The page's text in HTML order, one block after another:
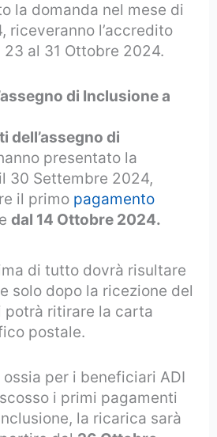
la domanda nel mese di
riceveranno l’accredito
23 al 31 Ottobre 2024.
di Inclusione a
dell’assegno di
presentato la
30 Settembre 2024,
il primo pagamento
dal 14 Ottobre 2024.
di tutto dovrà risultare
solo dopo la ricezione del
potrà ritirare la carta
postale.
per i beneficiari ADI
i primi pagamenti
la ricarica sarà